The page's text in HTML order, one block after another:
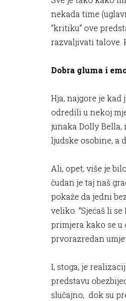
nekada time
“kritiku” ove
razvaljivati talove.
Dobra gluma i
Hja, najgore je
odredili u nekoj
junaka Dolly
ljudske osobine, a
Ali, opet, više je
čudan je taj naš
pokaže da jedni
veliko. “Sjećaš li
primjera kako se
prvorazredan
I, stoga, je
predstavu
slučajno, dok su